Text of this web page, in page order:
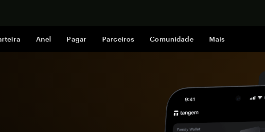
Anel Pagar Parceiros Comunidade Mais